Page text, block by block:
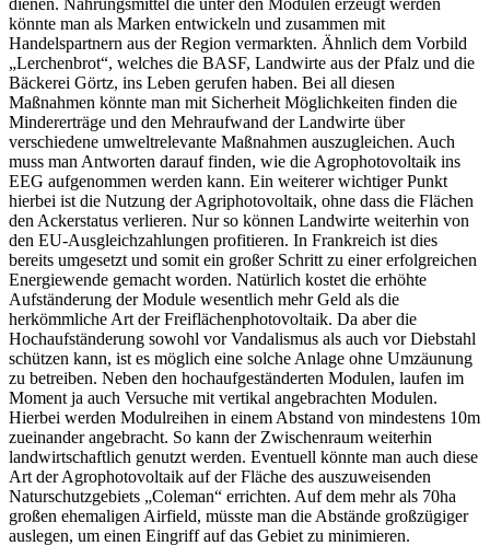
könnte man als Marken entwickeln und zusammen mit
Handelspartnern aus der Region vermarkten. Ähnlich dem Vorbild
„Lerchenbrot“, welches die BASF, Landwirte aus der Pfalz und die
Bäckerei Görtz, ins Leben gerufen haben. Bei all diesen
Maßnahmen könnte man mit Sicherheit Möglichkeiten finden die
Mindererträge und den Mehraufwand der Landwirte über
verschiedene umweltrelevante Maßnahmen auszugleichen. Auch
muss man Antworten darauf finden, wie die Agrophotovoltaik ins
EEG aufgenommen werden kann. Ein weiterer wichtiger Punkt
hierbei ist die Nutzung der Agriphotovoltaik, ohne dass die Flächen
den Ackerstatus verlieren. Nur so können Landwirte weiterhin von
den EU-Ausgleichzahlungen profitieren. In Frankreich ist dies
bereits umgesetzt und somit ein großer Schritt zu einer erfolgreichen
Energiewende gemacht worden. Natürlich kostet die erhöhte
Aufständerung der Module wesentlich mehr Geld als die
herkömmliche Art der Freiflächenphotovoltaik. Da aber die
Hochaufständerung sowohl vor Vandalismus als auch vor Diebstahl
schützen kann, ist es möglich eine solche Anlage ohne Umzäunung
zu betreiben. Neben den hochaufgeständerten Modulen, laufen im
Moment ja auch Versuche mit vertikal angebrachten Modulen.
Hierbei werden Modulreihen in einem Abstand von mindestens 10m
zueinander angebracht. So kann der Zwischenraum weiterhin
landwirtschaftlich genutzt werden. Eventuell könnte man auch diese
Art der Agrophotovoltaik auf der Fläche des auszuweisenden
Naturschutzgebiets „Coleman“ errichten. Auf dem mehr als 70ha
großen ehemaligen Airfield, müsste man die Abstände großzügiger
auslegen, um einen Eingriff auf das Gebiet zu minimieren.